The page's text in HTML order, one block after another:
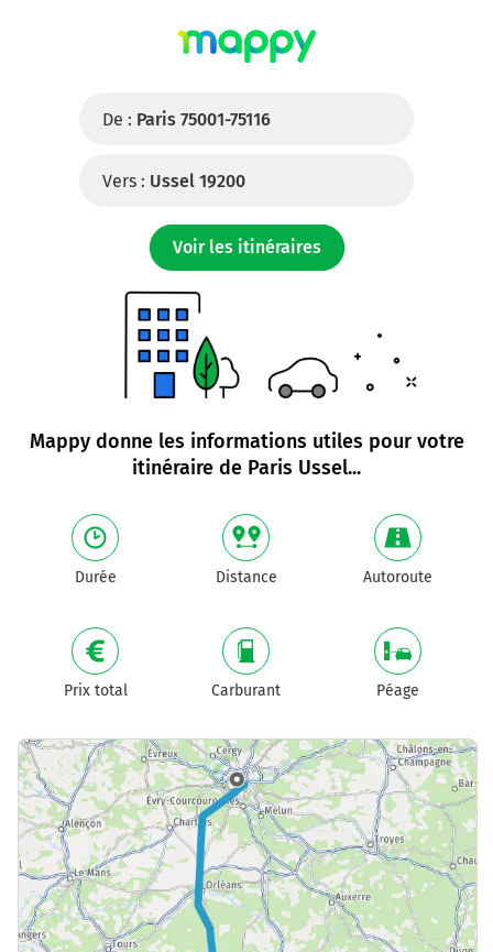
De : Paris 75001-75116
Vers : Ussel 19200
Voir les itinéraires
Mappy donne les informations utiles pour votre
itinéraire de Paris Ussel...
Durée Distance Autoroute
Prix total Carburant Péage